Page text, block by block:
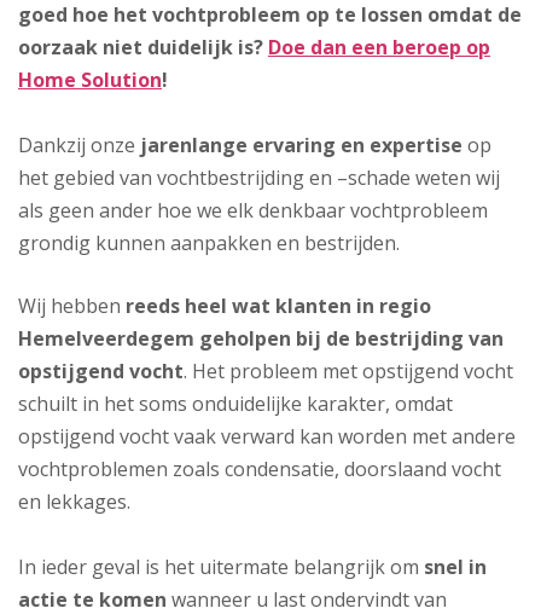
goed hoe het vochtprobleem op te lossen omdat de
oorzaak niet duidelijk is? Doe dan een beroep op
Home Solution!
Dankzij onze jarenlange ervaring en expertise op
het gebied van vochtbestrijding en –schade weten wij
als geen ander hoe we elk denkbaar vochtprobleem
grondig kunnen aanpakken en bestrijden.
Wij hebben reeds heel wat klanten in regio
Hemelveerdegem geholpen bij de bestrijding van
opstijgend vocht. Het probleem met opstijgend vocht
schuilt in het soms onduidelijke karakter, omdat
opstijgend vocht vaak verward kan worden met andere
vochtproblemen zoals condensatie, doorslaand vocht
en lekkages.
In ieder geval is het uitermate belangrijk om snel in
actie te komen wanneer u last ondervindt van